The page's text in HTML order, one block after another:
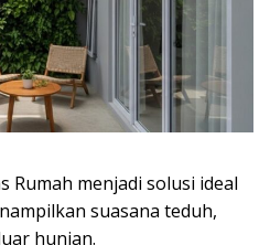
Rumah menjadi solusi ideal
suasana teduh,
hunian.